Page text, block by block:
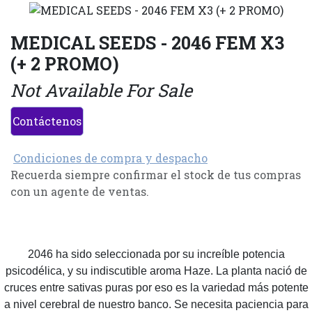
MEDICAL SEEDS - 2046 FEM X3
(+ 2 PROMO)
Not Available For Sale
Contáctenos
Condiciones de compra y despacho
Recuerda siempre confirmar el stock de tus compras
con un agente de ventas.
2046 ha sido seleccionada por su increíble potencia
psicodélica, y su indiscutible aroma Haze. La planta nació de
cruces entre sativas puras por eso es la variedad más potente
a nivel cerebral de nuestro banco. Se necesita paciencia para